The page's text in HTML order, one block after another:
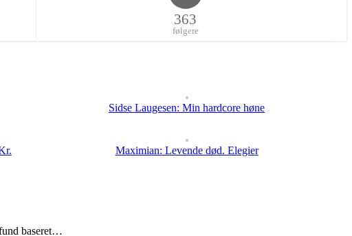
363
følgere
Sidse Laugesen: Min hardcore høne
Maximian: Levende død. Elegier
baseret…